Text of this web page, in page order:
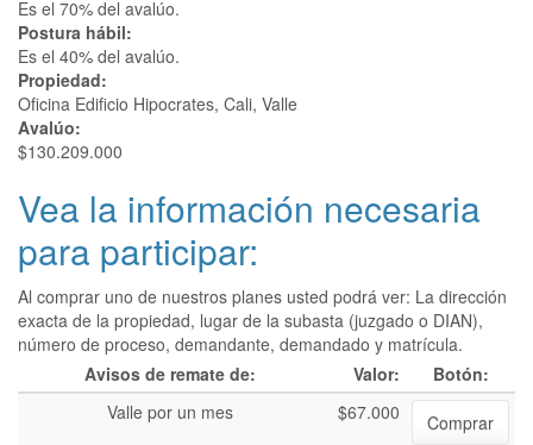
Es el 70% del avalúo.
Postura hábil:
Es el 40% del avalúo.
Propiedad:
Oficina Edificio Hipocrates, Cali, Valle
Avalúo:
$130.209.000
Vea la información necesaria
para participar:
Al comprar uno de nuestros planes usted podrá ver: La dirección
exacta de la propiedad, lugar de la subasta (juzgado o DIAN),
número de proceso, demandante, demandado y matrícula.
Avisos de remate de:
Valor:
Botón:
Valle por un mes
$67.000
Comprar